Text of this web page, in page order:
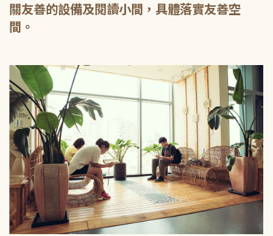
關友善的設備及閱讀小間，具體落實友善空
間。